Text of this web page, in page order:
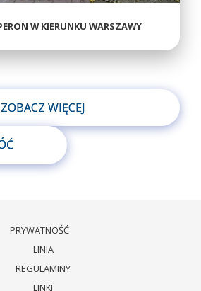
W KIERUNKU WARSZAWY
W KIERUNKU WARSZAWY
W KIERUNKU GRODZISKA
W KIERUNKU GRODZISKA
ZOBACZ WIĘCEJ
PRYWATNOŚĆ
LINIA
REGULAMINY
LINKI